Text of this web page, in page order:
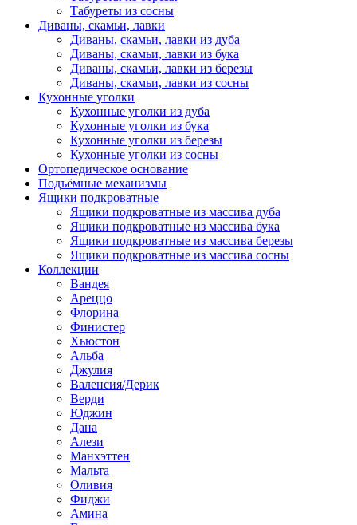
Табуреты из сосны
Диваны, скамьи, лавки
Диваны, скамьи, лавки из дуба
Диваны, скамьи, лавки из бука
Диваны, скамьи, лавки из березы
Диваны, скамьи, лавки из сосны
Кухонные уголки
Кухонные уголки из дуба
Кухонные уголки из бука
Кухонные уголки из березы
Кухонные уголки из сосны
Ортопедическое основание
Подъёмные механизмы
Ящики подкроватные
Ящики подкроватные из массива дуба
Ящики подкроватные из массива бука
Ящики подкроватные из массива березы
Ящики подкроватные из массива сосны
Коллекции
Вандея
Ареццо
Флорина
Финистер
Хьюстон
Альба
Джулия
Валенсия/Дерик
Верди
Юджин
Дана
Алези
Манхэттен
Мальта
Оливия
Фиджи
Амина